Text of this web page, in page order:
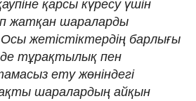
қарсы күресу үшін
жатқан шараларды
жетістіктердің барлығы
тұрақтылық пен
ету жөніндегі
шаралардың айқын